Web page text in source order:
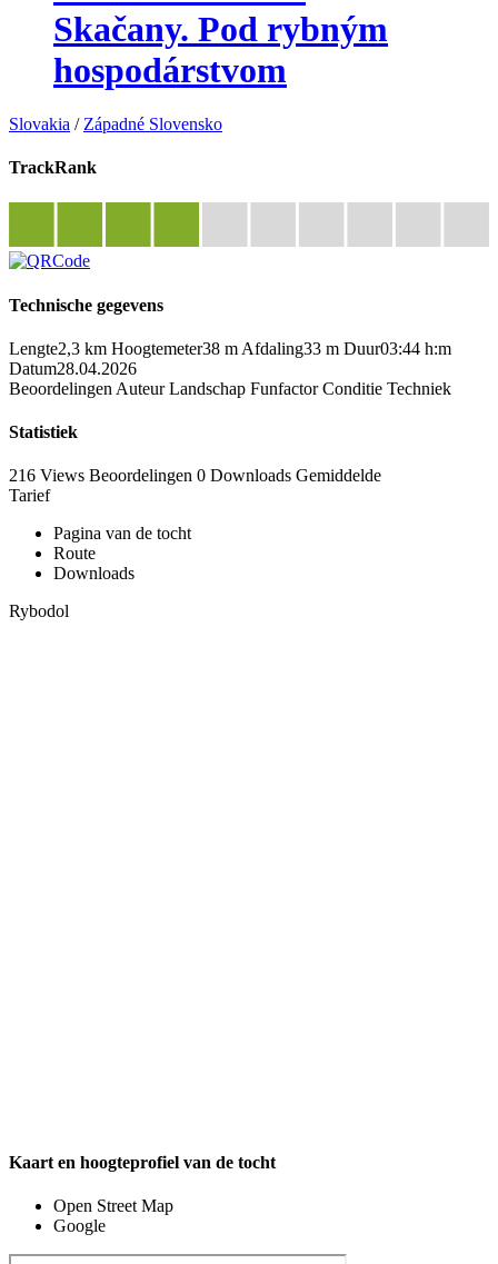
Skačany. Pod rybným
hospodárstvom
Slovakia / Západné Slovensko
TrackRank
Technische gegevens
Lengte2,3 km Hoogtemeter38 m Afdaling33 m Duur03:44 h:m
Datum28.04.2026
Beoordelingen Auteur Landschap Funfactor Conditie Techniek
Statistiek
216 Views Beoordelingen 0 Downloads Gemiddelde
Tarief
Pagina van de tocht
Route
Downloads
Rybodol
Kaart en hoogteprofiel van de tocht
Open Street Map
Google